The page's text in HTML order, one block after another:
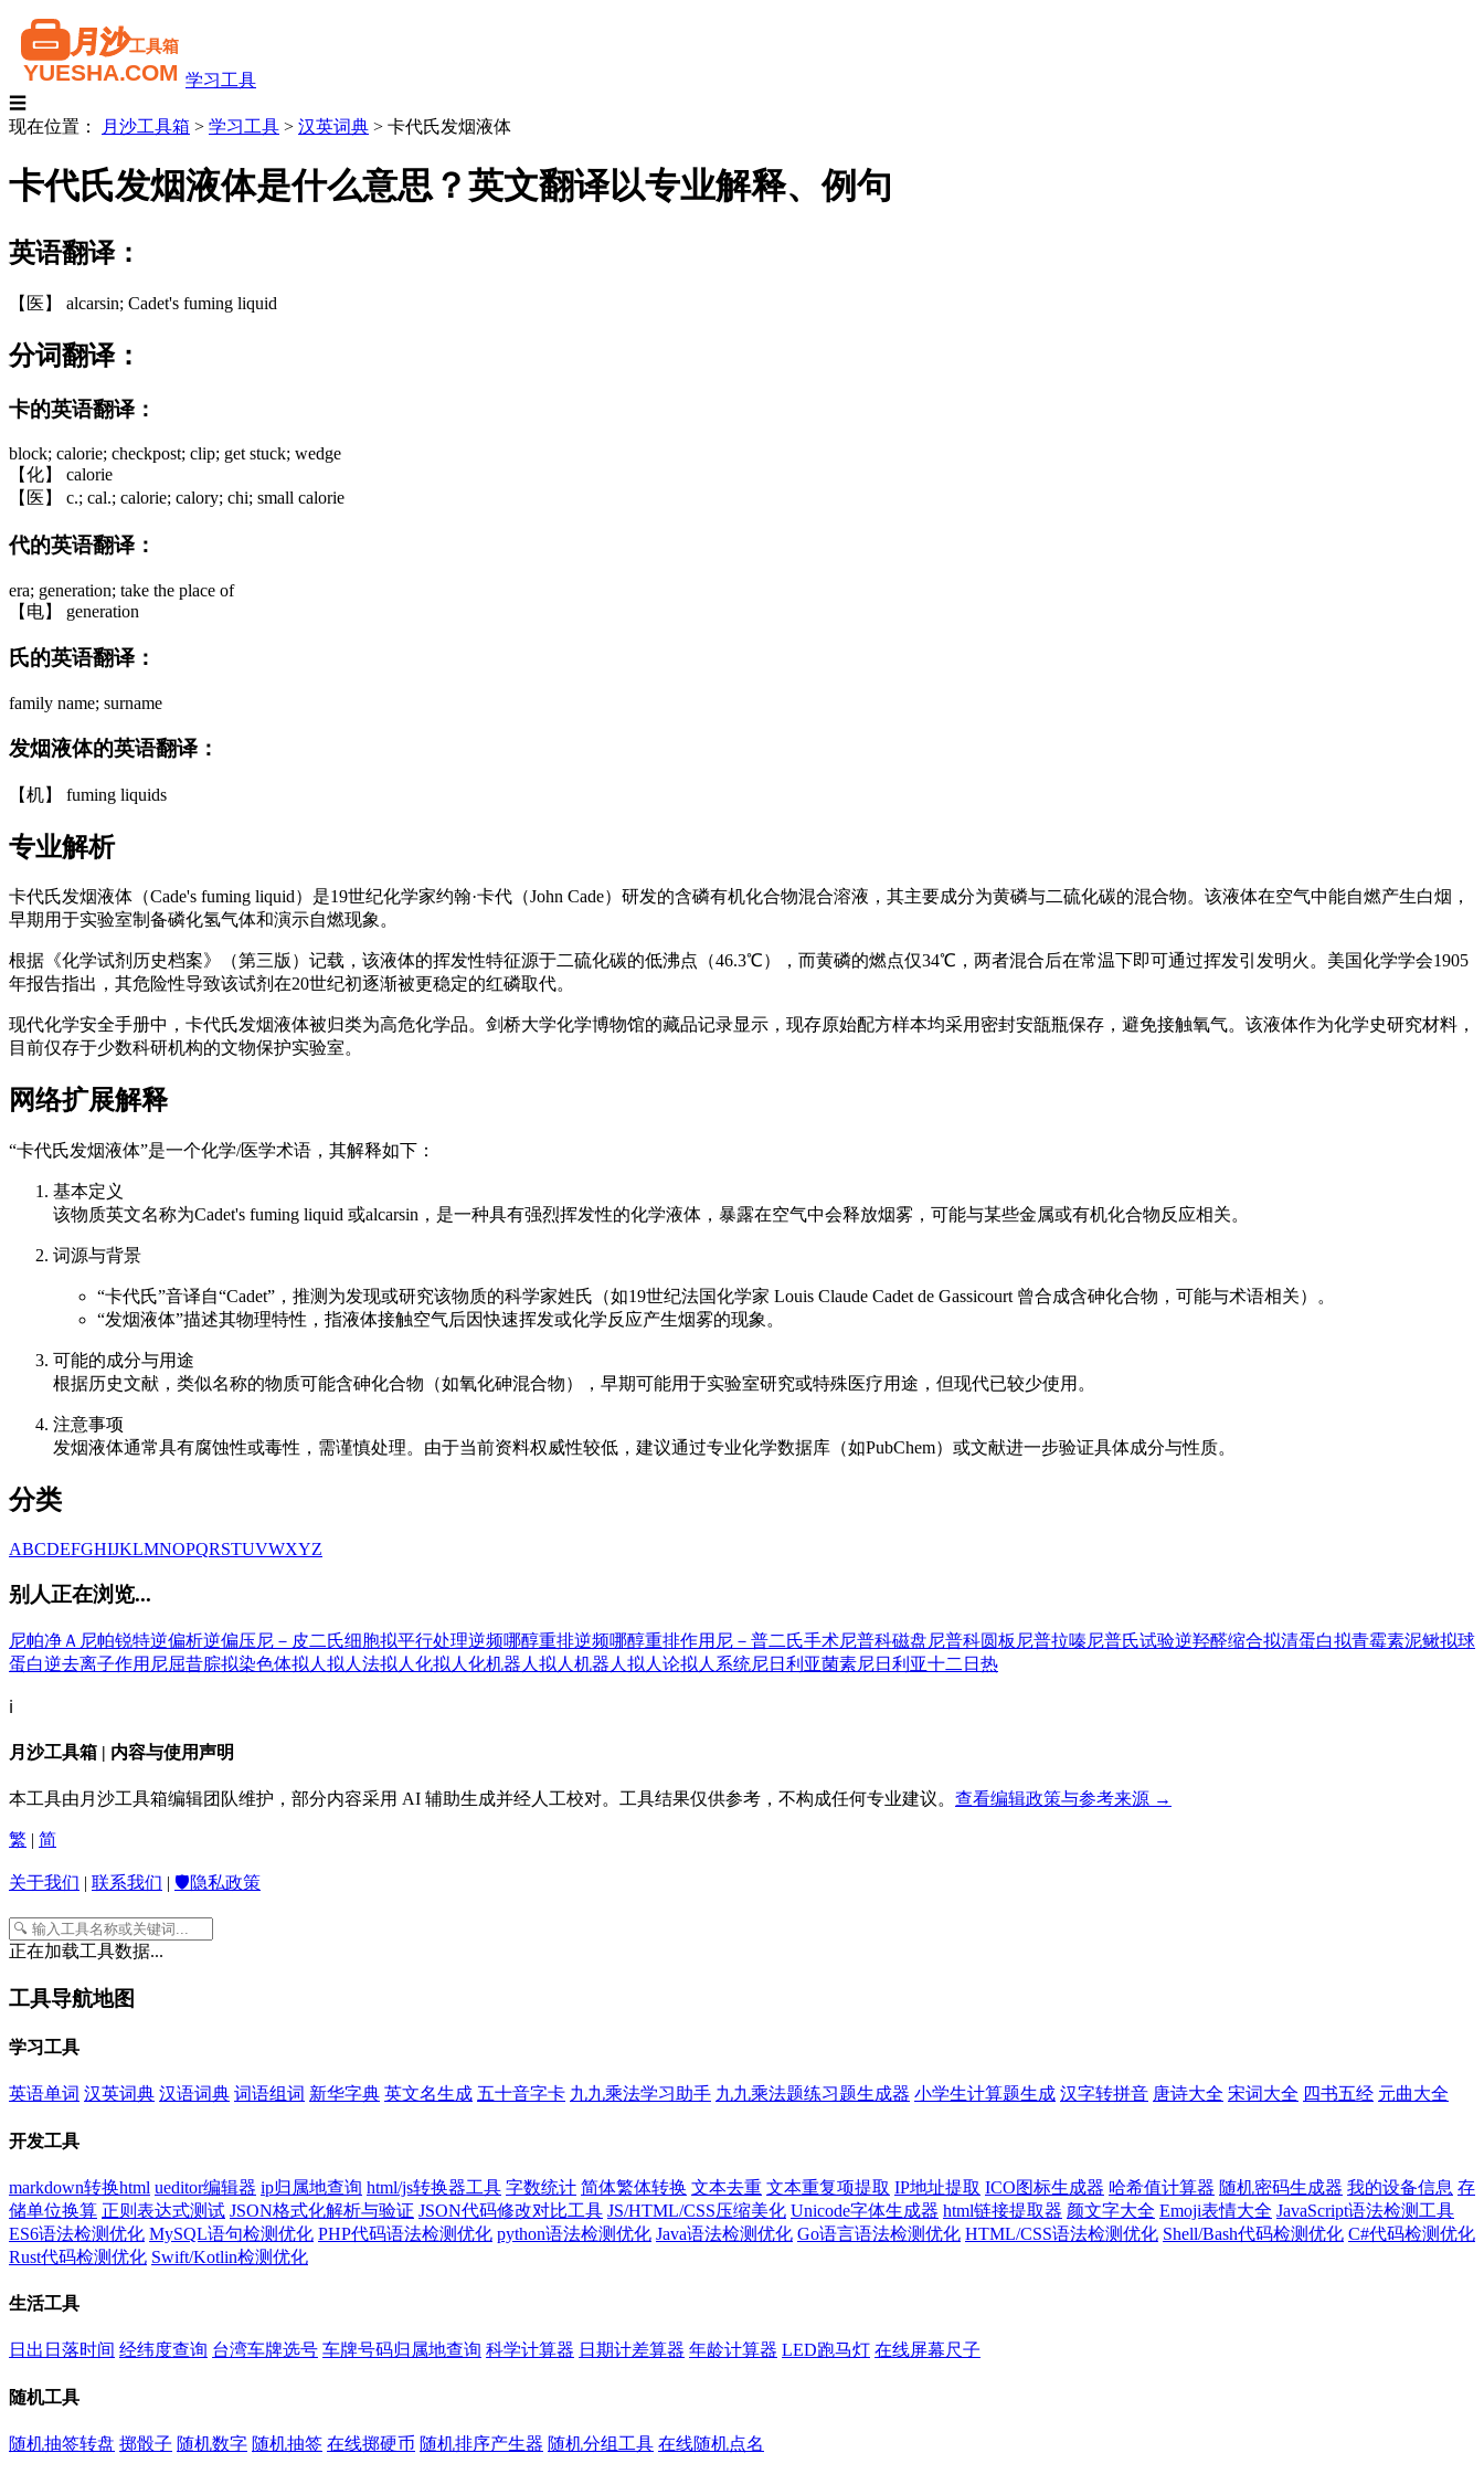
学习工具
☰
现在位置：
月沙工具箱 > 学习工具 > 汉英词典 > 卡代氏发烟液体
卡代氏发烟液体是什么意思？英文翻译以专业解释、例句
英语翻译：
【医】 alcarsin; Cadet's fuming liquid
分词翻译：
卡的英语翻译：
block; calorie; checkpost; clip; get stuck; wedge
【化】 calorie
【医】 c.; cal.; calorie; calory; chi; small calorie
代的英语翻译：
era; generation; take the place of
【电】 generation
氏的英语翻译：
family name; surname
发烟液体的英语翻译：
【机】 fuming liquids
专业解析
卡代氏发烟液体（Cade's fuming liquid）是19世纪化学家约翰·卡代（John Cade）研发的含磷有机化合物混合溶液，其主要成分为黄磷与二硫化碳的混合物。该液体在空气中能自燃产生白烟，
早期用于实验室制备磷化氢气体和演示自燃现象。
根据《化学试剂历史档案》（第三版）记载，该液体的挥发性特征源于二硫化碳的低沸点（46.3℃），而黄磷的燃点仅34℃，两者混合后在常温下即可通过挥发引发明火。美国化学学会1905
年报告指出，其危险性导致该试剂在20世纪初逐渐被更稳定的红磷取代。
现代化学安全手册中，卡代氏发烟液体被归类为高危化学品。剑桥大学化学博物馆的藏品记录显示，现存原始配方样本均采用密封安瓿瓶保存，避免接触氧气。该液体作为化学史研究材料，
目前仅存于少数科研机构的文物保护实验室。
网络扩展解释
“卡代氏发烟液体”是一个化学/医学术语，其解释如下：
基本定义
该物质英文名称为Cadet's fuming liquid 或alcarsin，是一种具有强烈挥发性的化学液体，暴露在空气中会释放烟雾，可能与某些金属或有机化合物反应相关。
词源与背景
“卡代氏”音译自“Cadet”，推测为发现或研究该物质的科学家姓氏（如19世纪法国化学家 Louis Claude Cadet de Gassicourt 曾合成含砷化合物，可能与术语相关）。
“发烟液体”描述其物理特性，指液体接触空气后因快速挥发或化学反应产生烟雾的现象。
可能的成分与用途
根据历史文献，类似名称的物质可能含砷化合物（如氧化砷混合物），早期可能用于实验室研究或特殊医疗用途，但现代已较少使用。
注意事项
发烟液体通常具有腐蚀性或毒性，需谨慎处理。由于当前资料权威性较低，建议通过专业化学数据库（如PubChem）或文献进一步验证具体成分与性质。
分类
ABCDEFGHIJKLMNOPQRSTUVWXYZ
别人正在浏览...
尼帕净Ａ 尼帕锐特逆偏析逆偏压尼－皮二氏细胞拟平行处理逆频哪醇重排逆频哪醇重排作用 尼－普二氏手术尼普科磁盘尼普科圆板 尼普拉嗪尼普氏试验逆羟醛缩合拟清蛋白拟青霉素泥鳅拟球
蛋白逆去离子作用 尼屈昔腙拟染色体拟人 拟人法拟人化拟人化机器人 拟人机器人 拟人论拟人系统尼日利亚菌素尼日利亚十二日热
ℹ️
月沙工具箱 | 内容与使用声明
本工具由月沙工具箱编辑团队维护，部分内容采用 AI 辅助生成并经人工校对。工具结果仅供参考，不构成任何专业建议。 查看编辑政策与参考来源 →
繁 | 简
关于我们 | 联系我们 | 🛡️隐私政策
正在加载工具数据...
工具导航地图
学习工具
英语单词 汉英词典 汉语词典 词语组词 新华字典 英文名生成 五十音字卡 九九乘法学习助手 九九乘法题练习题生成器 小学生计算题生成 汉字转拼音 唐诗大全 宋词大全 四书五经 元曲大全
开发工具
markdown转换html ueditor编辑器 ip归属地查询 html/js转换器工具 字数统计 简体繁体转换 文本去重 文本重复项提取 IP地址提取 ICO图标生成器 哈希值计算器 随机密码生成器 我的设备信息 存
储单位换算 正则表达式测试 JSON格式化解析与验证 JSON代码修改对比工具 JS/HTML/CSS压缩美化 Unicode字体生成器 html链接提取器 颜文字大全 Emoji表情大全 JavaScript语法检测工具
ES6语法检测优化 MySQL语句检测优化 PHP代码语法检测优化 python语法检测优化 Java语法检测优化 Go语言语法检测优化 HTML/CSS语法检测优化 Shell/Bash代码检测优化 C#代码检测优化
Rust代码检测优化 Swift/Kotlin检测优化
生活工具
日出日落时间 经纬度查询 台湾车牌选号 车牌号码归属地查询 科学计算器 日期计差算器 年龄计算器 LED跑马灯 在线屏幕尺子
随机工具
随机抽签转盘 掷骰子 随机数字 随机抽签 在线掷硬币 随机排序产生器 随机分组工具 在线随机点名